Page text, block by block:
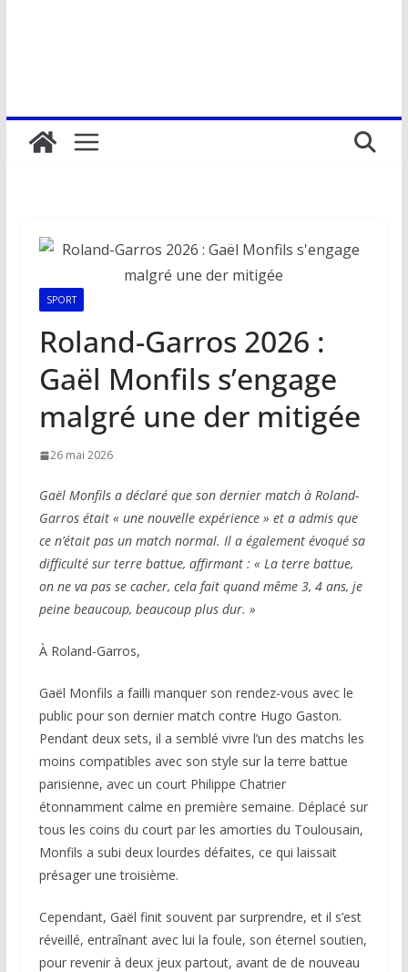
SPORT
Roland-Garros 2026 :
Gaël Monfils s’engage
malgré une der mitigée
26 mai 2026
Gaël Monfils a déclaré que son dernier match à Roland-
Garros était « une nouvelle expérience » et a admis que
ce n’était pas un match normal. Il a également évoqué sa
difficulté sur terre battue, affirmant : « La terre battue,
on ne va pas se cacher, cela fait quand même 3, 4 ans, je
peine beaucoup, beaucoup plus dur. »
À Roland-Garros,
Gaël Monfils a failli manquer son rendez-vous avec le
public pour son dernier match contre Hugo Gaston.
Pendant deux sets, il a semblé vivre l’un des matchs les
moins compatibles avec son style sur la terre battue
parisienne, avec un court Philippe Chatrier
étonnamment calme en première semaine. Déplacé sur
tous les coins du court par les amorties du Toulousain,
Monfils a subi deux lourdes défaites, ce qui laissait
présager une troisième.
Cependant, Gaël finit souvent par surprendre, et il s’est
réveillé, entraînant avec lui la foule, son éternel soutien,
pour revenir à deux jeux partout, avant de de nouveau